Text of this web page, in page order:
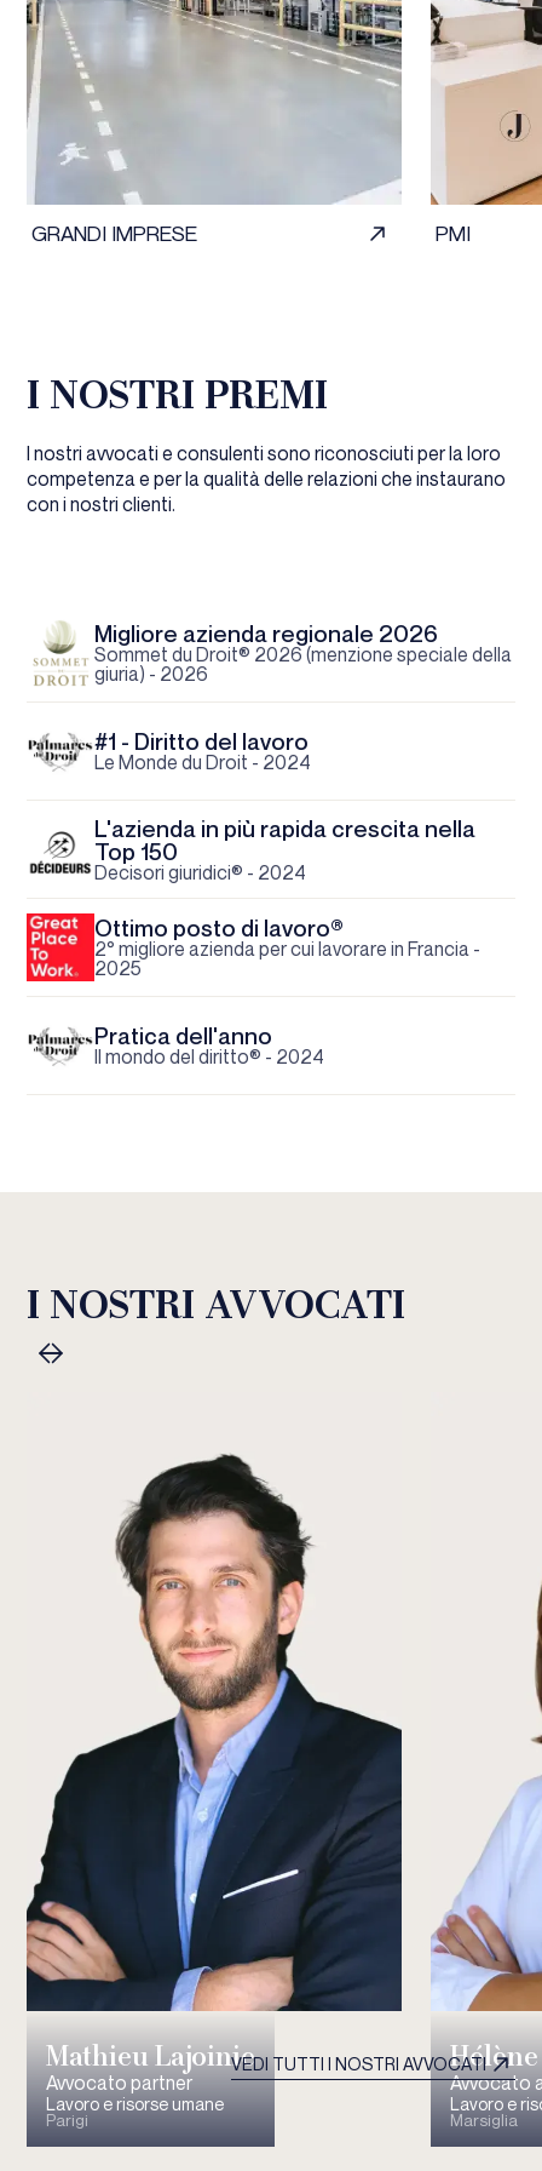
GRANDI IMPRESE PMI
I NOSTRI PREMI
I nostri avvocati e consulenti sono riconosciuti per la loro
competenza e per la qualità delle relazioni che instaurano
con i nostri clienti.
Migliore azienda regionale 2026
Sommet du Droit® 2026 (menzione speciale della
giuria) - 2026
#1 - Diritto del lavoro
Le Monde du Droit - 2024
L'azienda in più rapida crescita nella
Top 150
Decisori giuridici® - 2024
Ottimo posto di lavoro®
2° migliore azienda per cui lavorare in Francia -
2025
Pratica dell'anno
Il mondo del diritto® - 2024
I NOSTRI AVVOCATI
Mathieu Lajoinie
Avvocato partner
Lavoro e risorse umane
Parigi
Avvocato
Lavoro e
Marsiglia
VEDI TUTTI I NOSTRI AVVOCATI